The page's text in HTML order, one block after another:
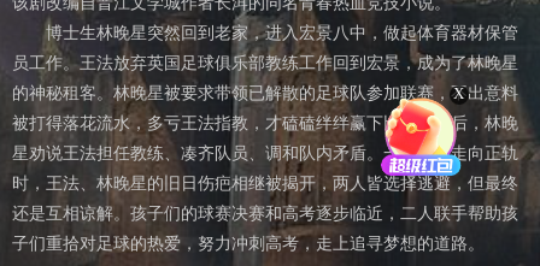
博士生林晚星突然回到老家，进入宏景八中，做起体育器材保管
员工作。王法放弃英国足球俱乐部教练工作回到宏景，成为了林晚星
的神秘租客。林晚星被要求带领已解散的足球队参加联赛，不出意料
被打得落花流水，多亏王法指教，才磕磕绊绊赢下比赛。此后，林晚
星劝说王法担任教练、凑齐队员、调和队内矛盾。一切看似走向正轨
时，王法、林晚星的旧日伤疤相继被揭开，两人皆选择逃避，但最终
还是互相谅解。孩子们的球赛决赛和高考逐步临近，二人联手帮助孩
子们重拾对足球的热爱，努力冲刺高考，走上追寻梦想的道路。
X